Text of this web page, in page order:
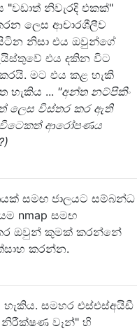
"වඩාත් නිවැරදි එකක්"
ලෙස ආචාරශීලීව
නිසා එය ඔවුන්ගේ
එය දකින විට
මට එය කළ හැකි
හැකිය ... "අන්ත නට්පිකිං
ලෙස විස්තර කර ඇති
විටෙකත් ආරෝපණය
සමඟ ජාලයට සම්බන්ධ
nmap සමඟ
ඔවුන් කුමක් කරන්නේ
කරන්න.
හැකිය. සමහර එස්එස්අයිඩී
නිරීක්ෂණ වෑන්" හි